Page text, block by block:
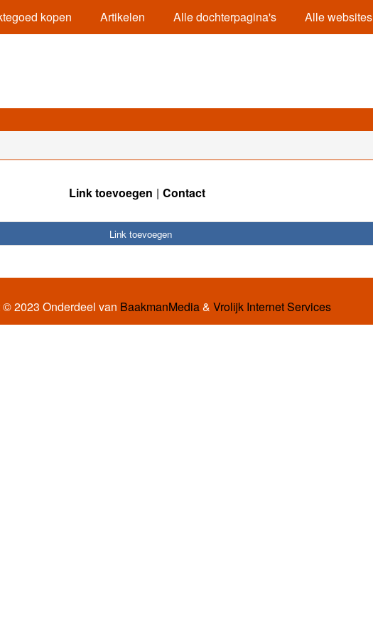
kopen Artikelen Alle dochterpagina's Alle websites
Link toevoegen Contact
Link toevoegen
2023 Onderdeel van BaakmanMedia& Vrolijk Internet Services